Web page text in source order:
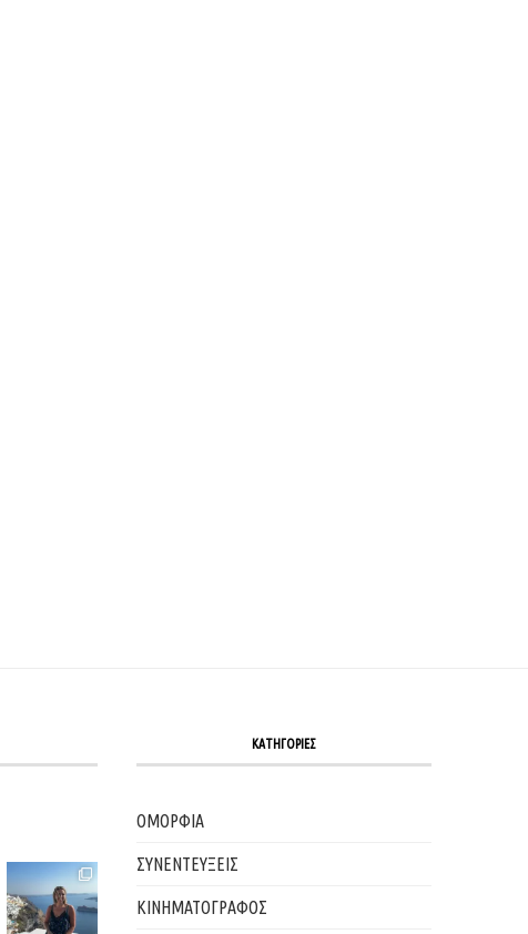
ΚΑΤΗΓΟΡΙΕΣ
ΟΜΟΡΦΙΑ
ΣΥΝΕΝΤΕΥΞΕΙΣ
ΚΙΝΗΜΑΤΟΓΡΑΦΟΣ